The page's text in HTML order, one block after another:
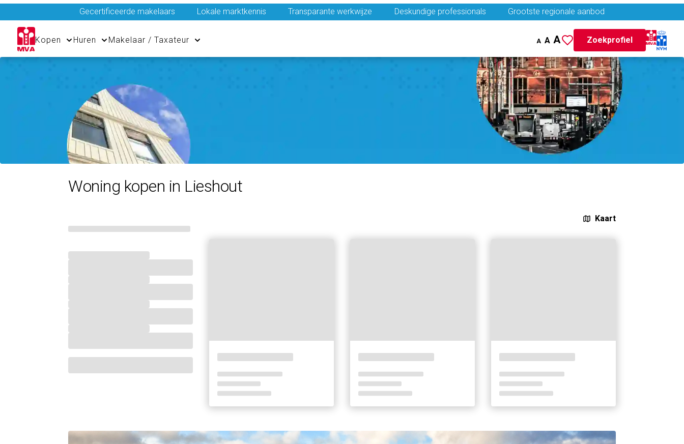
Gecertificeerde makelaars Lokale marktkennis Transparante werkwijze Deskundige professionals Grootste regionale aanbod
Kopen Huren Makelaar / Taxateur A A A Zoekprofiel
Woning kopen in Lieshout
Kaart